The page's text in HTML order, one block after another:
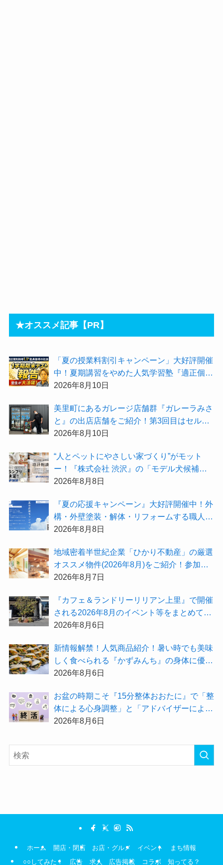
★オススメ記事【PR】
「夏の授業料割引キャンペーン」大好評開催
中！夏期講習をやめた人気学習塾『適正個別
指導UP』で本気を解禁してみませんか
2026年8月10日
美里町にあるガレージ店舗群『ガレーラみさ
と』の出店店舗をご紹介！第3回目はセルフ
ホワイトニング専門店「ハピカル」
2026年8月10日
“人とペットにやさしい家づくり”がモット
ー！『株式会社 渋沢』の「モデル犬候補」
が選出されました★『テーマ別 住宅相談
2026年8月8日
『夏の応援キャンペーン』大好評開催中！外
構・外壁塗装・解体・リフォームする職人を
探すなら『街の職人さん.com』がオススメ
2026年8月8日
地域密着半世紀企業「ひかり不動産」の厳選
オススメ物件(2026年8月)をご紹介！参加費
無料『”木の家”新潟工場見学会』のご予約も
2026年8月7日
『カフェ＆ランドリーリリアン上里』で開催
される2026年8月のイベント等をまとめてご
紹介！
2026年8月6日
新情報解禁！人気商品紹介！暑い時でも美味
しく食べられる『かずみんち』の身体に優し
い天然酵母手作り減塩パンを召し上がれ♪
2026年8月6日
お盆の時期こそ『15分整体おおたに』で「整
体による心身調整」と「アドバイザーによる
身辺整理の準備」をしてみませんか？
2026年8月6日
ホーム 開店・閉店 お店・グルメ イベント
まち情報
○○してみた！
広告 求人 広告掲載 コラボ 知ってる？